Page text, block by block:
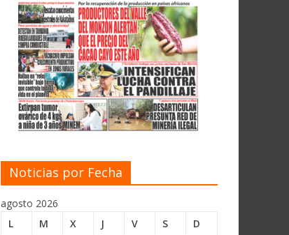
Noticias por Fecha
agosto 2026
L
M X J V S
D